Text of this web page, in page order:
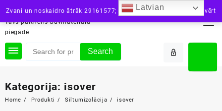
Zvani un noskaidro ātrāk 29161577; vai raksti: info@siltini.lvAizvērt
content
siltini.lv
Tavs partneris būvmateriālu
piegādē
Search
Kategorija: isover
Home Produkti Siltumizolācija isover
Latvian